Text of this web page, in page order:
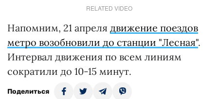
RELATED VIDEO
Напомним, 21 апреля движение поездов
метро возобновили до станции "Лесная".
Интервал движения по всем линиям
сократили до 10-15 минут.
Поделиться